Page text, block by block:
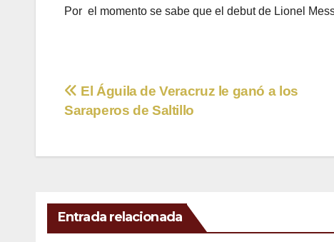
Por el momento se sabe que el debut de Lionel
Navegación
entradas
El Águila de Veracruz le ganó a los
Saraperos de Saltillo
Entrada relacionada